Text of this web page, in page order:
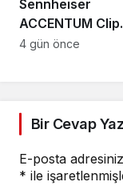
Sennheiser
ACCENTUM Clip
Türkiye’de: Açık
4 gün önce
Bir Cevap Yaz
E-posta
* ile